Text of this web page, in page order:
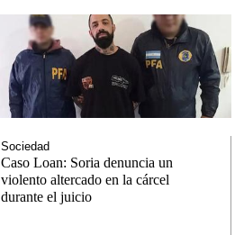
Sociedad
Caso Loan: Soria denuncia un
violento altercado en la cárcel
durante el juicio